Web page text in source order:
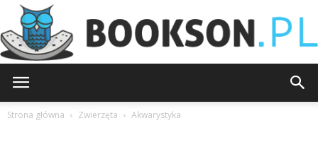
Strona główna Zwierzęta Akwarystyka